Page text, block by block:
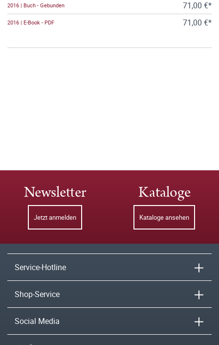
2016 | Buch - Gebunden 71,00 €*
2016 | E-Book - PDF 71,00 €*
Newsletter
Jetzt anmelden
Kataloge
Kataloge ansehen
Service-Hotline
Shop-Service
Social Media